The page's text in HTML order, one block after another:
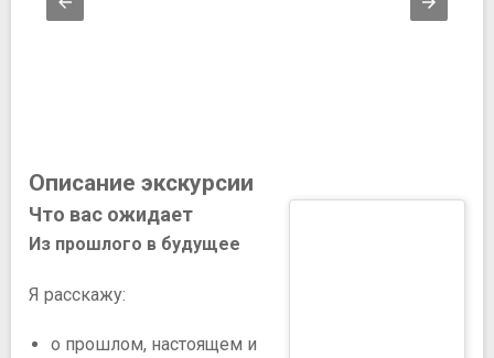
Описание экскурсии
Что вас ожидает
Из прошлого в будущее
Я расскажу:
о прошлом, настоящем и